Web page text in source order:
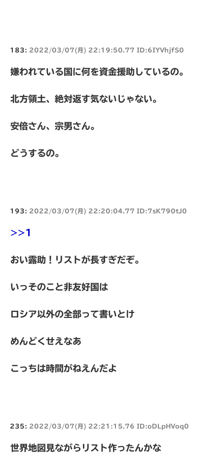
183: 2022/03/07(月) 22:19:50.77 ID:6IYVhjfS0
嫌われている国に何を資金援助しているの。
北方領土、絶対返す気ないじゃない。
安倍さん、宗男さん。
どうするの。
193: 2022/03/07(月) 22:20:04.77 ID:7sK790tJ0
>>1
おい露助！リストが長すぎだぞ。
いっそのこと非友好国は
ロシア以外の全部って書いとけ
めんどくせえなあ
こっちは時間がねえんだよ
235: 2022/03/07(月) 22:21:15.76 ID:oDLpHVoq0
世界地図見ながらリスト作ったんかな